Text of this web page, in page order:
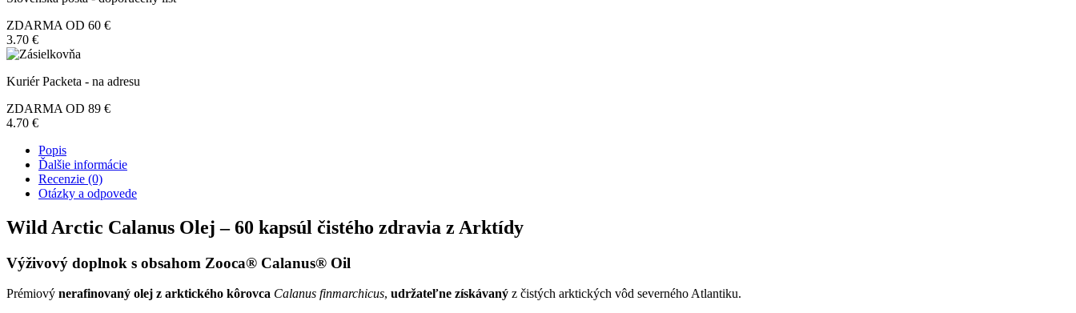
ZDARMA OD 60 €
3.70 €
Kuriér Packeta - na adresu
ZDARMA OD 89 €
4.70 €
Popis
Ďalšie informácie
Recenzie (0)
Otázky a odpovede
Wild Arctic Calanus Olej – 60 kapsúl čistého zdravia z Arktídy
Výživový doplnok s obsahom Zooca® Calanus® Oil
Prémiový nerafinovaný olej z arktického kôrovca Calanus finmarchicus, udržateľne získávaný z čistých arktických vôd severného Atlantiku.